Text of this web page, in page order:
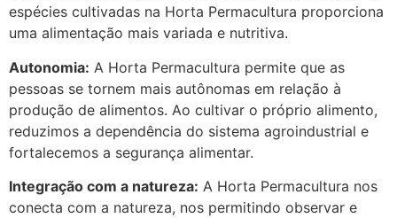
espécies cultivadas na Horta Permacultura proporciona
uma alimentação mais variada e nutritiva.
Autonomia: A Horta Permacultura permite que as
pessoas se tornem mais autônomas em relação à
produção de alimentos. Ao cultivar o próprio alimento,
reduzimos a dependência do sistema agroindustrial e
fortalecemos a segurança alimentar.
Integração com a natureza: A Horta Permacultura nos
conecta com a natureza, nos permitindo observar e